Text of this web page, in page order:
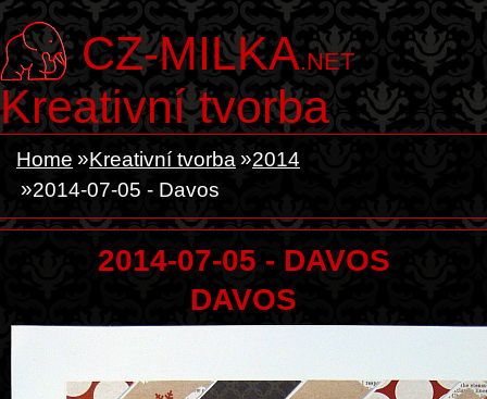
CZ-MILKA.NET
Kreativní tvorba
Home Kreativní tvorba
2014
2014-07-05 - Davos
2014-07-05 - DAVOS
DAVOS